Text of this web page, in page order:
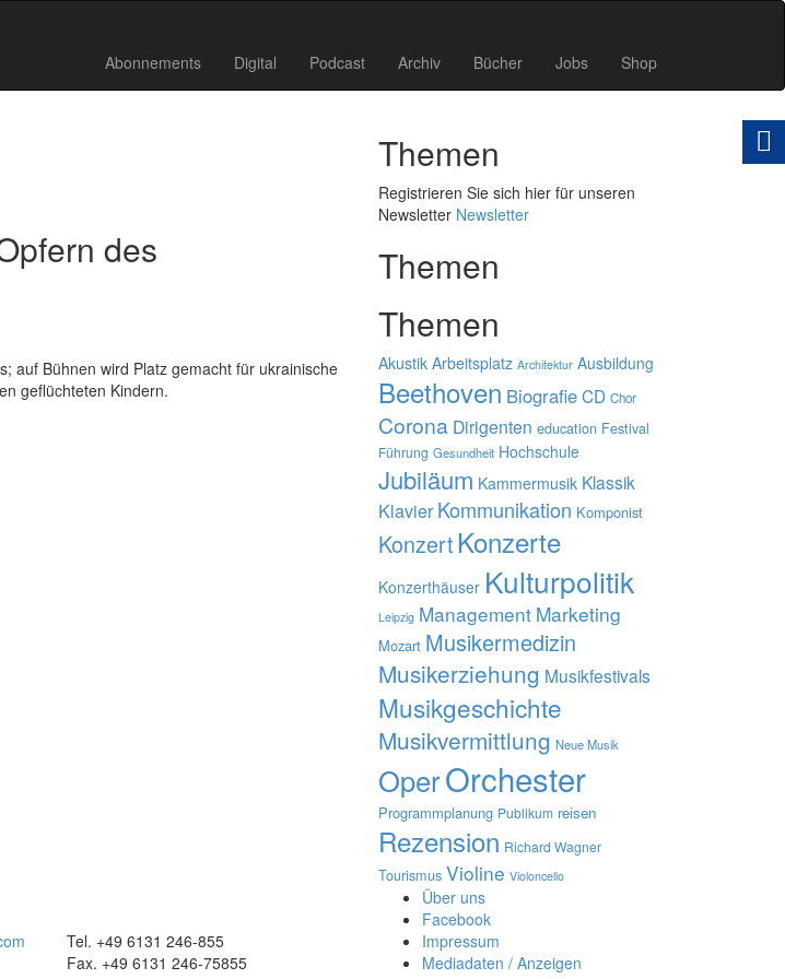
Abonnements Digital Podcast Archiv Bücher Jobs Shop
des
auf Bühnen wird Platz gemacht für ukrainische
geflüchteten Kindern.
Themen
Registrieren Sie sich hier für unseren
Newsletter Newsletter
Themen
Themen
Akustik Arbeitsplatz Architektur Ausbildung
Beethoven BiografieCD Chor
Corona Dirigenten education Festival
Führung Gesundheit Hochschule
Jubiläum Kammermusik Klassik
Klavier Kommunikation Komponist
Konzert Konzerte
Konzerthäuser Kulturpolitik
Leipzig Management Marketing
Mozart Musikermedizin
Musikerziehung Musikfestivals
Musikgeschichte
Musikvermittlung Neue Musik
OperOrchester
Programmplanung Publikum reisen
Rezension Richard Wagner
Tourismus Violine Violoncello
Tel. +49 6131 246-855
Fax. +49 6131 246-75855
Über uns
Facebook
Impressum
Mediadaten / Anzeigen